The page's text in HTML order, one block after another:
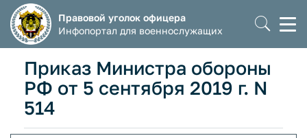
Правовой уголок офицера
Инфопортал для военнослужащих
Приказ Министра обороны
РФ от 5 сентября 2019 г. N
514